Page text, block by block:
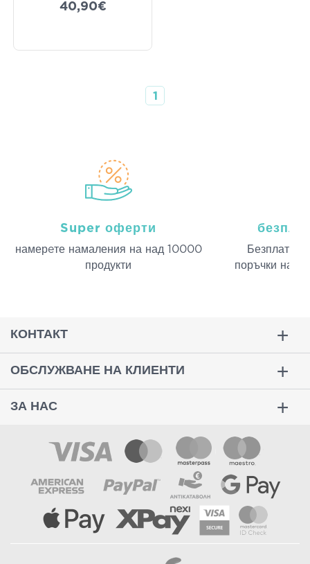
40,90€
1
Super оферти
намерeте намаления на над 10000
продукти
Безплатна
поръчки над
КОНТАКТ
ОБСЛУЖВАНЕ НА КЛИЕНТИ
ЗА НАС